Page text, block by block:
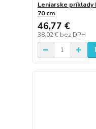
Leniarske príklady
70 cm
46,77 €
38,02 € bez DPH